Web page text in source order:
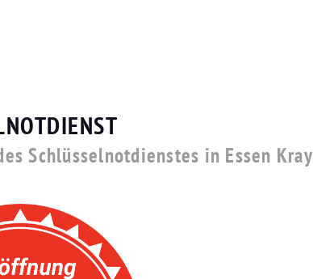
Schlüsselnotdienstes in Essen Kray